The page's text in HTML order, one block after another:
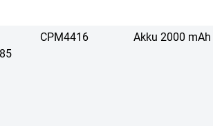
CPM4416 Akku 2000 mAh